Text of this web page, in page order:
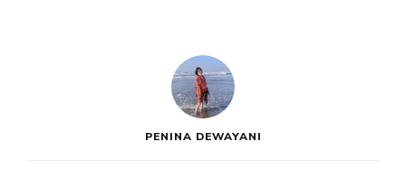
PENINA DEWAYANI